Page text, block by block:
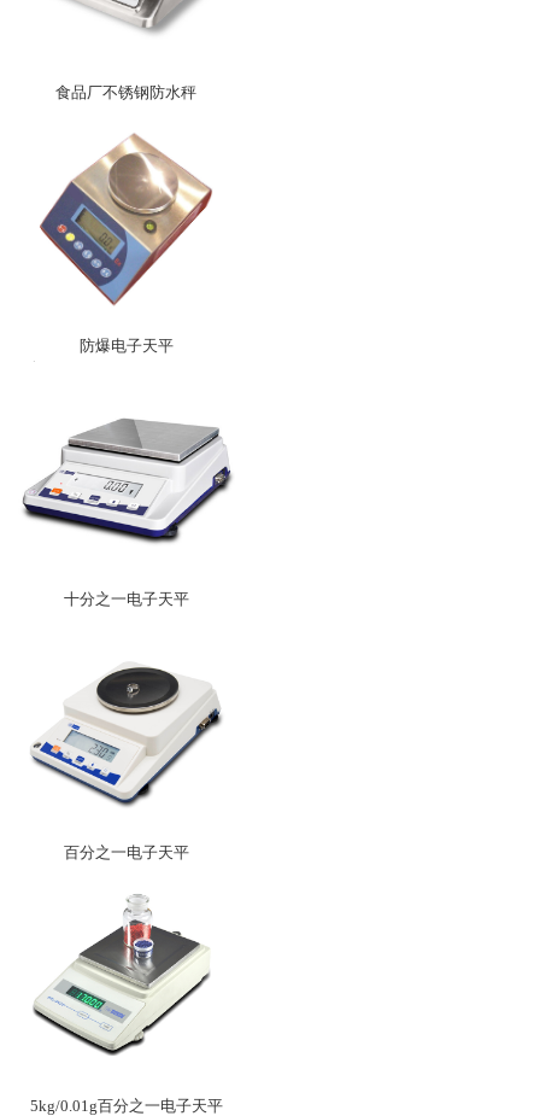
食品厂不锈钢防水秤
防爆电子天平
十分之一电子天平
百分之一电子天平
5kg/0.01g百分之一电子天平